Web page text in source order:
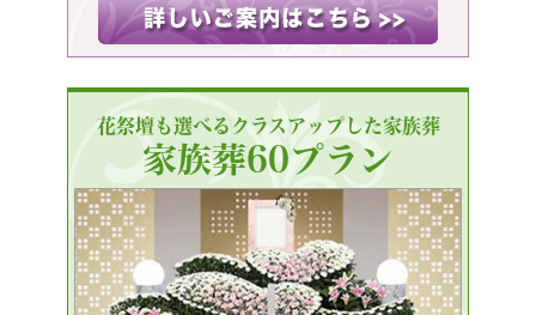
花祭壇も選べるクラスアップした家族葬
家族葬60プラン